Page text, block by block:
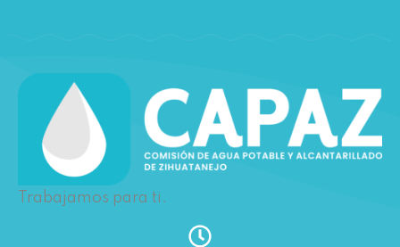
Trabajamos para ti.